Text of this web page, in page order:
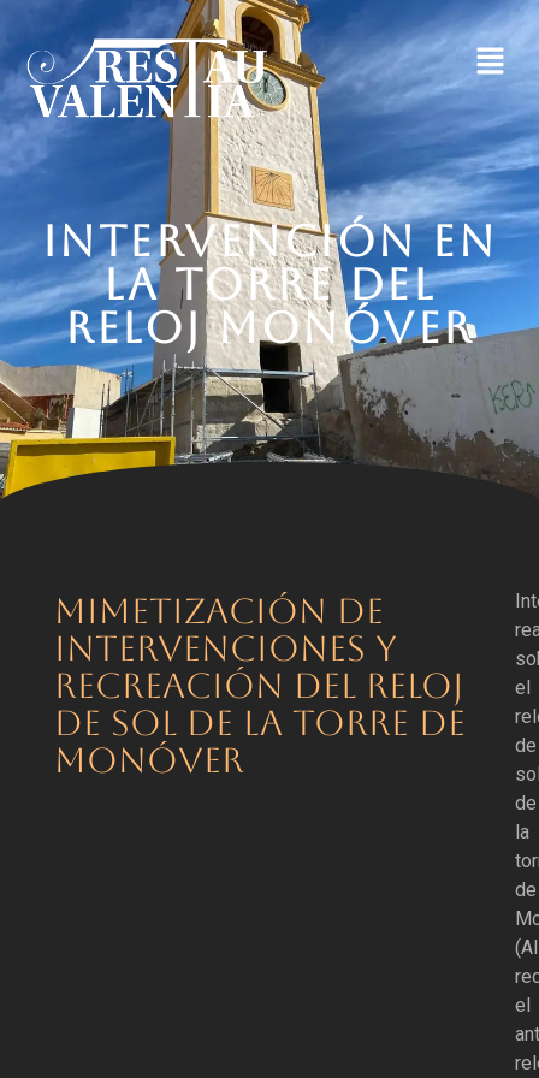
INTERVENCIÓN EN
LA TORRE DEL
RELOJ MONÓVER
MIMETIZACIÓN DE
INTERVENCIONES Y
RECREACIÓN DEL RELOJ
DE SOL DE LA TORRE DE
MONÓVER
el
de
de
la
de
el